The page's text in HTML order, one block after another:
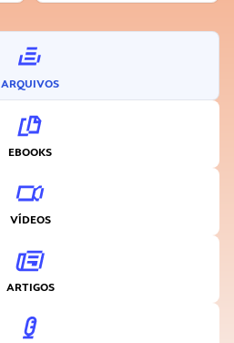
ARQUIVOS
EBOOKS
VÍDEOS
ARTIGOS